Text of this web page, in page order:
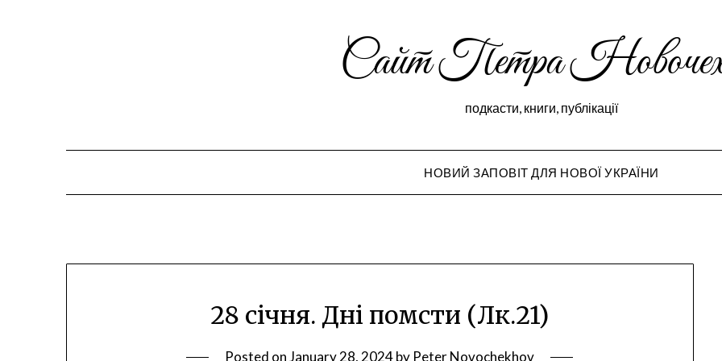
Сайт Петра
подкасти, книги, публікації
НОВИЙ ЗАПОВІТ ДЛЯ НОВОЇ УКРАЇНИ
28 січня. Дні помсти (Лк.21)
Posted onJanuary 28, 2024by Peter Novochekhov